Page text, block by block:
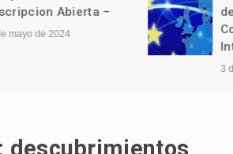
Abierta –
mayo de 2024
3
descubrimientos